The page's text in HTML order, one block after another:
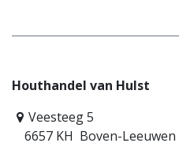
Houthandel van Hulst
Veesteeg 5
6657 KH Boven-Leeuwen